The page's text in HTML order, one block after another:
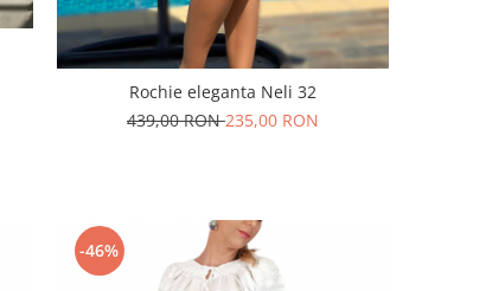
Rochie eleganta Neli 32
439,00 RON235,00 RON
-46%